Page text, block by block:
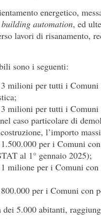
energetico,
building automation, ed
lavori di risanamento,
sono i seguenti:
milioni per tutti i
milioni per tutti i
caso particolare di
l’importo
per i Comuni
al 1° gennaio 2025);
milione per i Comuni
per i Comuni con
dei 5.000 abitanti,